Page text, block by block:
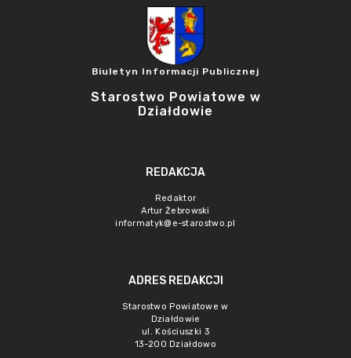
Biuletyn Informacji Publicznej
Starostwo Powiatowe w
Działdowie
REDAKCJA
Redaktor
Artur Żebrowski
informatyk@e-starostwo.pl
ADRES REDAKCJI
Starostwo Powiatowe w
Działdowie
ul. Kościuszki 3
13-200 Działdowo